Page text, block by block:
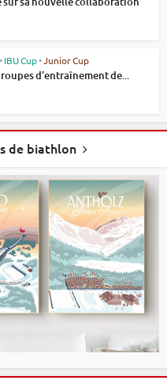
•IBU Cup•Junior Cup
d’entraînement de...
de biathlon